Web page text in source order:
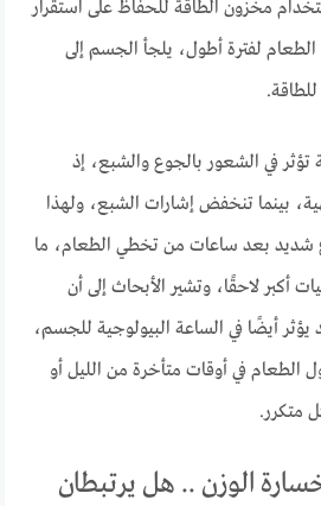
مخزون الطاقة للحفاظ على استقرار
لفترة أطول، يلجأ الجسم إلى
في الشعور بالجوع والشبع، إذ
بينما تنخفض إشارات الشبع، ولهذا
شديد بعد ساعات من تخطي الطعام، ما
أكبر لاحقًا، وتشير الأبحاث إلى أن
أيضًا في الساعة البيولوجية للجسم،
الطعام في أوقات متأخرة من الليل أو
متكرر.
الوزن .. هل يرتبطان